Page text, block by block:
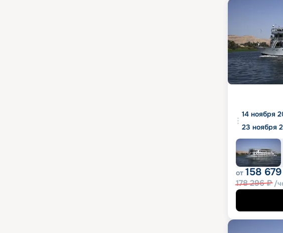
14 ноября
23 ноября
от 158 679
178 296₽ /